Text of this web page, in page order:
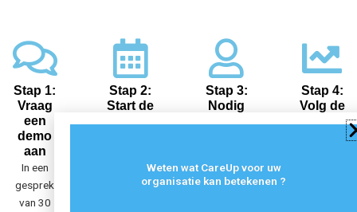
Stap 1:
Vraag
een
demo
aan
In een
gesprek
van 30
Stap 2:
Start de
krijgt 30
dagen
Stap 3:
Nodig
medewerkers
toe per e-
Stap 4:
Volg de
Weten wat CareUp voor uw
organisatie kan betekenen ?